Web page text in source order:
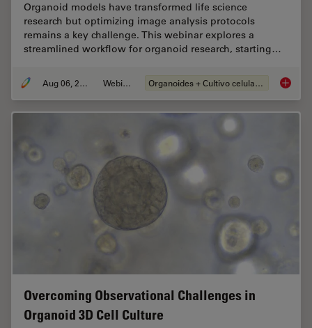
Organoid models have transformed life science
research but optimizing image analysis protocols
remains a key challenge. This webinar explores a
streamlined workflow for organoid research, starting…
Aug 06, 2024 Webinar Organoides + Cultivo celular 3D How
Overcoming Observational Challenges in
Organoid 3D Cell Culture